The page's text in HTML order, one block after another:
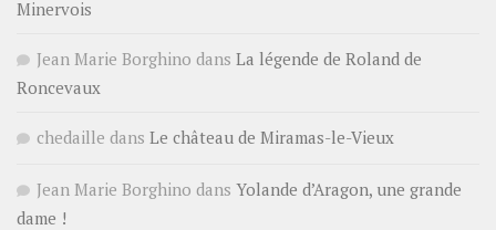
Minervois
Jean Marie Borghino dans La légende de Roland de
Roncevaux
chedaille dans Le château de Miramas-le-Vieux
Jean Marie Borghino dans Yolande d’Aragon, une grande
dame !